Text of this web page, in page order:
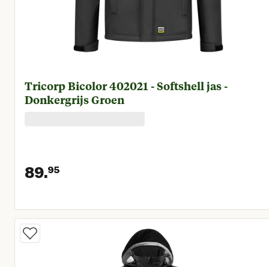
Tricorp Bicolor 402021 - Softshell jas -
Donkergrijs Groen
89.95
Huidige prijs € 89,95